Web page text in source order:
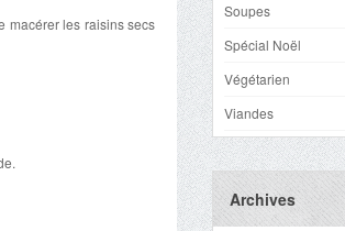
macérer les raisins secs
Soupes
Spécial Noël
Végétarien
Viandes
Archives